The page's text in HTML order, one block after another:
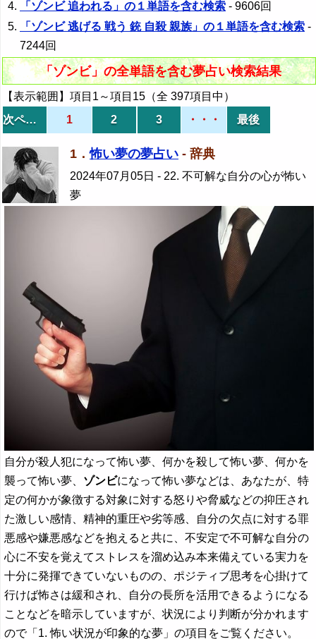
「ゾンビ 追われる」の１単語を含む検索 - 9606回
「ゾンビ 逃げる 戦う 銃 自殺 親族」の１単語を含む検索 -
7244回
「ゾンビ」の全単語を含む夢占い検索結果
【表示範囲】項目1～項目15（全 397項目中）
次ページ
1 2 3 ・・・ 最後
1．怖い夢の夢占い - 辞典
2024年07月05日 - 22. 不可解な自分の心が怖い
夢
自分が殺人犯になって怖い夢、何かを殺して怖い夢、何かを
襲って怖い夢、 ゾンビになって怖い夢などは、あなたが、特
定の何かが象徴する対象に対する怒りや脅威などの抑圧され
た激しい感情、精神的重圧や劣等感、自分の欠点に対する罪
悪感や嫌悪感などを抱えると共に、不安定で不可解な自分の
心に不安を覚えてストレスを溜め込み本来備えている実力を
十分に発揮できていないものの、ポジティブ思考を心掛けて
行けば怖さは緩和され、自分の長所を活用できるようになる
ことなどを暗示していますが、状況により判断が分かれます
ので「1. 怖い状況が印象的な夢」の項目をご覧ください。